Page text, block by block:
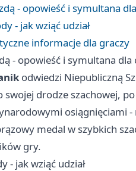
- opowieść i symultana
- jak wziąć udział
informacje dla graczy
- opowieść i symultana dla
odwiedzi Niepubliczną
swojej drodze szachowej,
osiągnięciami
medal w szybkich
gry.
- jak wziąć udział